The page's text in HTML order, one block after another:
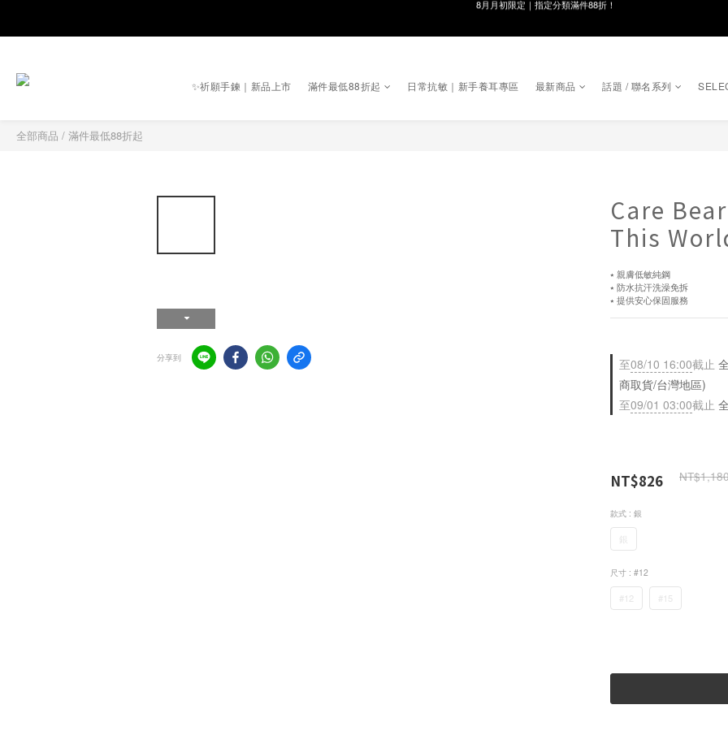
8月月初限定｜指定分類滿件88折！
✨祈願手鍊｜新品上市 滿件最低88折起 日常抗敏｜新手養耳專區 最新商品 話題 / 聯名系列
全部商品 / 滿件最低88折起
分享到
Care
This
⭑ 親膚低敏純鋼
⭑ 防水抗汗洗澡免拆
⭑ 提供安心保固服務
至08/10 16:00截止
商取貨/台灣地區)
至09/01 03:00截止
NT$826
款式 : 銀
銀
尺寸 : #12
#12 #15